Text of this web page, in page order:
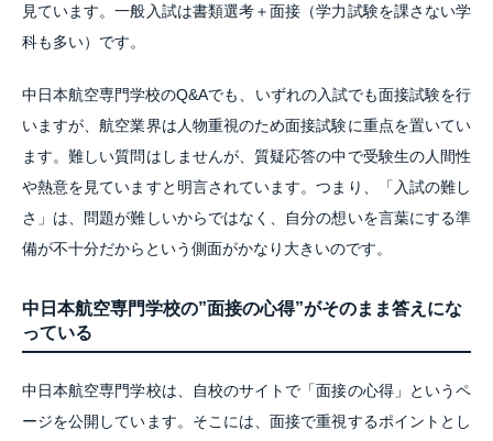
見ています。一般入試は書類選考＋面接（学力試験を課さない学
科も多い）です。
中日本航空専門学校のQ&Aでも、いずれの入試でも面接試験を行
いますが、航空業界は人物重視のため面接試験に重点を置いてい
ます。難しい質問はしませんが、質疑応答の中で受験生の人間性
や熱意を見ていますと明言されています。つまり、「入試の難し
さ」は、問題が難しいからではなく、自分の想いを言葉にする準
備が不十分だからという側面がかなり大きいのです。
中日本航空専門学校の”面接の心得”がそのまま答えにな
っている
中日本航空専門学校は、自校のサイトで「面接の心得」というペ
ージを公開しています。そこには、面接で重視するポイントとし